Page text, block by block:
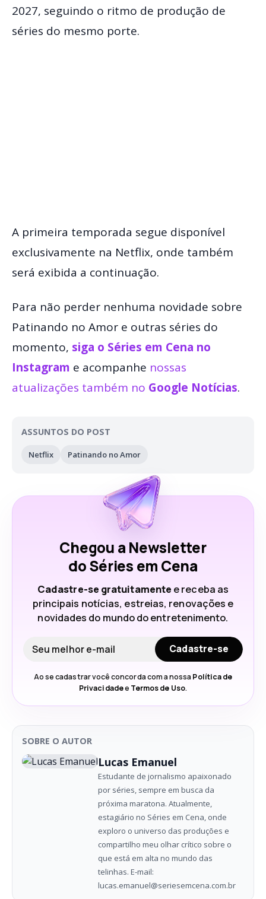
2027, seguindo o ritmo de produção de
séries do mesmo porte.
A primeira temporada segue disponível
exclusivamente na Netflix, onde também
será exibida a continuação.
Para não perder nenhuma novidade sobre
Patinando no Amor e outras séries do
momento, siga o Séries em Cena no
Instagram e acompanhe nossas
atualizações também no Google Notícias.
ASSUNTOS DO POST
Netflix Patinando no Amor
Chegou a Newsletter
do Séries em Cena
Cadastre-se gratuitamente e receba as
principais notícias, estreias, renovações e
novidades do mundo do entretenimento.
Seu e-mail
Cadastre-se
Ao se cadastrar você concorda com a nossa Política de
Privacidadee Termos de Uso.
SOBRE O AUTOR
Lucas Emanuel
Estudante de jornalismo apaixonado
por séries, sempre em busca da
próxima maratona. Atualmente,
estagiário no Séries em Cena, onde
exploro o universo das produções e
compartilho meu olhar crítico sobre o
que está em alta no mundo das
telinhas. E-mail:
lucas.emanuel@seriesemcena.com.br